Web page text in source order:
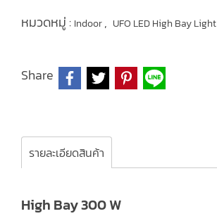
หมวดหมู่ : Indoor, UFO LED High Bay Light
Share
รายละเอียดสินค้า
High Bay 300 W